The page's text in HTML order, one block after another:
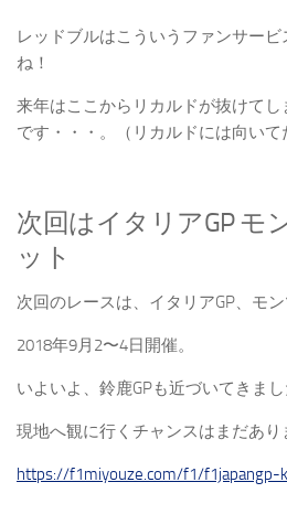
レッドブルはこういうファンサー
ね！
来年はここからリカルドが抜けて
です・・・。（リカルドには向いて
次回はイタリアGP モ
ット
次回のレースは、イタリアGP、モ
2018年9月2〜4日開催。
いよいよ、鈴鹿GPも近づいてきまし
現地へ観に行くチャンスはまだあり
https://f1miyouze.com/f1/f1japangp-